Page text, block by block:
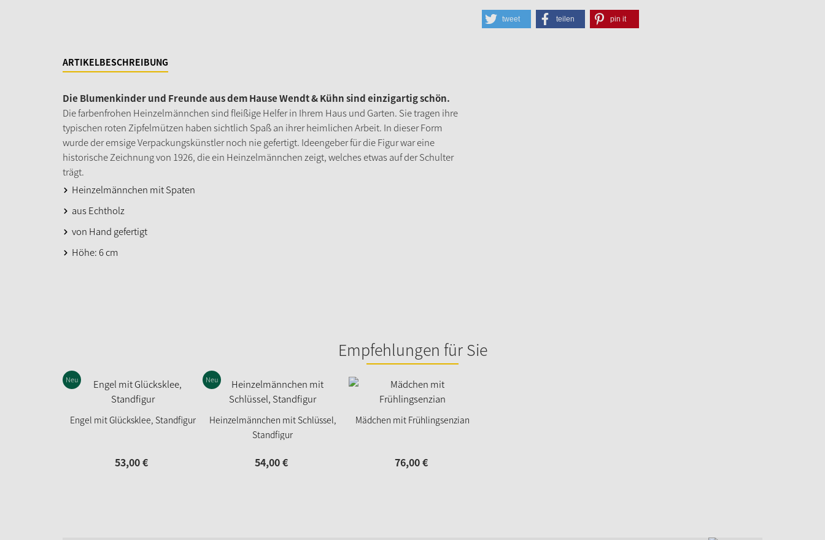
tweet teilen pin it
ARTIKELBESCHREIBUNG
Die Blumenkinder und Freunde aus dem Hause Wendt & Kühn sind einzigartig schön.
Die farbenfrohen Heinzelmännchen sind fleißige Helfer in Ihrem Haus und Garten. Sie tragen ihre
typischen roten Zipfelmützen haben sichtlich Spaß an ihrer heimlichen Arbeit. In dieser Form
wurde der emsige Verpackungskünstler noch nie gefertigt. Ideengeber für die Figur war eine
historische Zeichnung von 1926, die ein Heinzelmännchen zeigt, welches etwas auf der Schulter
trägt.
Heinzelmännchen mit Spaten
aus Echtholz
von Hand gefertigt
Höhe: 6 cm
Empfehlungen für Sie
Engel mit Glücksklee, Standfigur
Neu
53,00€
Heinzelmännchen mit Schlüssel,
Standfigur
Neu
54,00€
Mädchen mit Frühlingsenzian
76,00€